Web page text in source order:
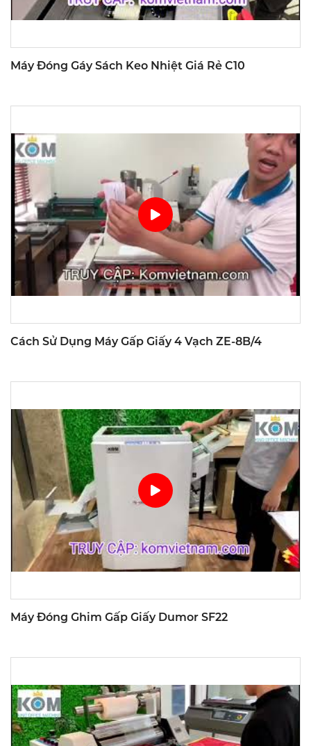
Máy Đóng Gáy Sách Keo Nhiệt Giá Rẻ C10
Cách Sử Dụng Máy Gấp Giấy 4 Vạch ZE-8B/4
Máy Đóng Ghim Gấp Giấy Dumor SF22